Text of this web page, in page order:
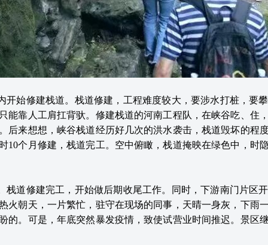
开始修建栈道。栈道修建，工程难度较大，要涉水打桩，要
能靠人工肩扛背驮。修建栈道的河南工程队，在峡谷吃、住
后来想想，峡谷栈道经历好几次的洪水袭击，栈道毁坏的程
10个月修建，栈道完工。空中俯瞰，栈道掩映在绿色中，时
栈道修建完工，开始做后期收尾工作。同时，下游南门片区
火朝天，一片繁忙，驻守在现场的同事，天晴一身灰，下雨
的。可是，年底突然暴发疫情，致使试营业时间推迟。景区